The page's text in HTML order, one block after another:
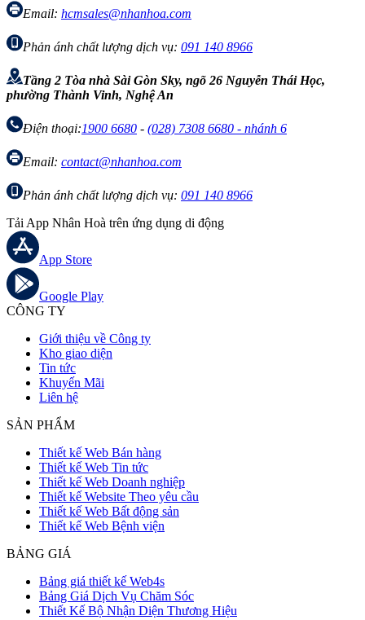
Email: hcmsales@nhanhoa.com
Phản ánh chất lượng dịch vụ: 091 140 8966
Tầng 2 Tòa nhà Sài Gòn Sky, ngõ 26 Nguyễn Thái Học,
phường Thành Vinh, Nghệ An
Điện thoại:1900 6680 - (028) 7308 6680 - nhánh 6
Email: contact@nhanhoa.com
Phản ánh chất lượng dịch vụ: 091 140 8966
Tải App Nhân Hoà trên ứng dụng di động
App Store
Google Play
CÔNG TY
Giới thiệu về Công ty
Kho giao diện
Tin tức
Khuyến Mãi
Liên hệ
SẢN PHẨM
Thiết kế Web Bán hàng
Thiết kế Web Tin tức
Thiết kế Web Doanh nghiệp
Thiết kế Website Theo yêu cầu
Thiết kế Web Bất động sản
Thiết kế Web Bệnh viện
BẢNG GIÁ
Bảng giá thiết kế Web4s
Bảng Giá Dịch Vụ Chăm Sóc
Thiết Kế Bộ Nhận Diện Thương Hiệu